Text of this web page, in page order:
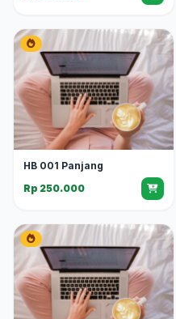
HB 001 Panjang
Rp 250.000